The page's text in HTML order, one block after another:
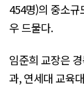
454명)의 중소
우 드물다.
임준희 교장은
과, 연세대 교육